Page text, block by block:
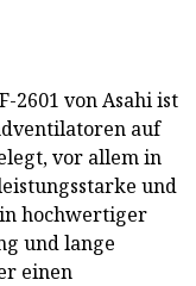
2601 von Asahi ist
auf
vor allem in
und
hochwertiger
und lange
einen